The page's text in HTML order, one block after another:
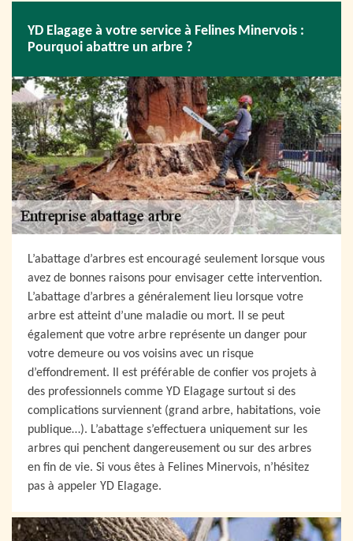
YD Elagage à votre service à Felines Minervois :
Pourquoi abattre un arbre ?
L’abattage d’arbres est encouragé seulement lorsque vous
avez de bonnes raisons pour envisager cette intervention.
L’abattage d’arbres a généralement lieu lorsque votre
arbre est atteint d’une maladie ou mort. Il se peut
également que votre arbre représente un danger pour
votre demeure ou vos voisins avec un risque
d’effondrement. Il est préférable de confier vos projets à
des professionnels comme YD Elagage surtout si des
complications surviennent (grand arbre, habitations, voie
publique…). L’abattage s’effectuera uniquement sur les
arbres qui penchent dangereusement ou sur des arbres
en fin de vie. Si vous êtes à Felines Minervois, n’hésitez
pas à appeler YD Elagage.